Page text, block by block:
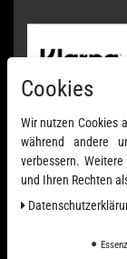
Cookies
Wir nutzen Cookies
während andere
verbessern.
und Ihren Rechten